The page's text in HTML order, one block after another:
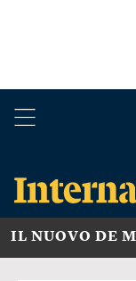
IL NUOVO DE